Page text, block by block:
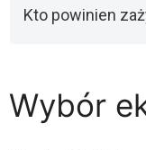
Kto powinien
Wybór